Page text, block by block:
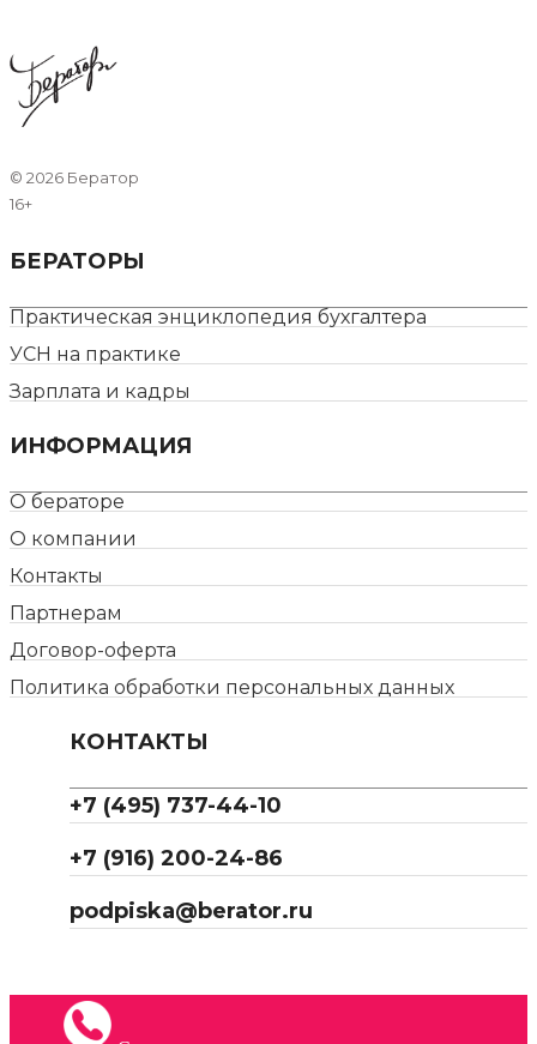
© 2026 Бератор
16+
БЕРАТОРЫ
Практическая энциклопедия бухгалтера
УСН на практике
Зарплата и кадры
ИНФОРМАЦИЯ
О бераторе
О компании
Контакты
Партнерам
Договор-оферта
Политика обработки персональных данных
КОНТАКТЫ
+7 (495) 737-44-10
+7 (916) 200-24-86
podpiska@berator.ru